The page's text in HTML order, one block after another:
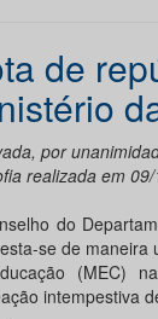
de
por
realizada em
do
se de maneira
(MEC)
intempestiva